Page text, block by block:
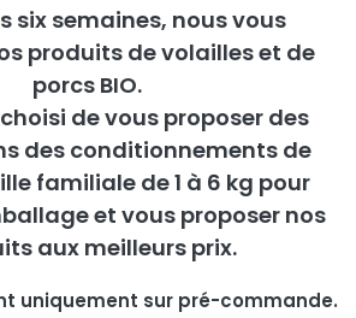
six semaines, nous vous
produits de volailles et de
porcs BIO.
de vous proposer des
des conditionnements de
familiale de 1 à 6 kg pour
et vous proposer nos
aux meilleurs prix.
uniquement sur pré-commande.